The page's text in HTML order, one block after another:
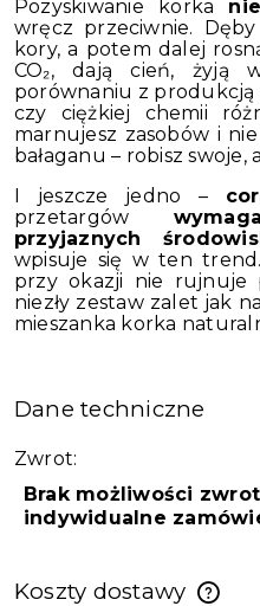
Pozyskiwanie korka
wręcz przeciwnie.
kory, a potem dalej
CO₂, dają cień, żyją
porównaniu z produkcją
czy ciężkiej chemii
marnujesz zasobów i
bałaganu – robisz
I jeszcze jedno –
przetargów
przyjaznych
wpisuje się w ten
przy okazji nie rujnuje
niezły zestaw zalet jak
mieszanka korka
Dane techniczne
Zwrot:
Brak możliwości
indywidualne
Koszty dostawy